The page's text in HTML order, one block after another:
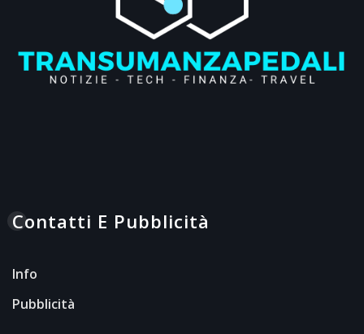
Contatti E Pubblicità
Info
Pubblicità